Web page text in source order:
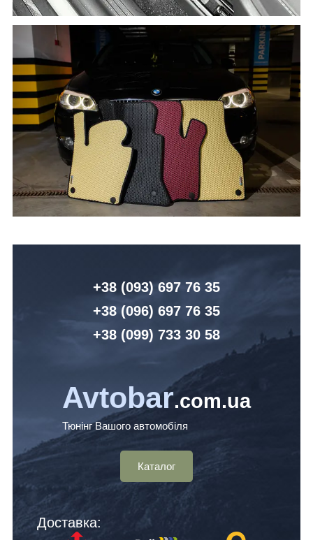
+38 (093) 697 76 35
+38 (096) 697 76 35
+38 (099) 733 30 58
Avtobar.com.ua
Тюнінг Вашого автомобіля
Каталог
Доставка: